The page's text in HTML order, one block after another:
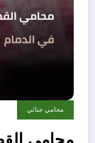
محامي جنائي